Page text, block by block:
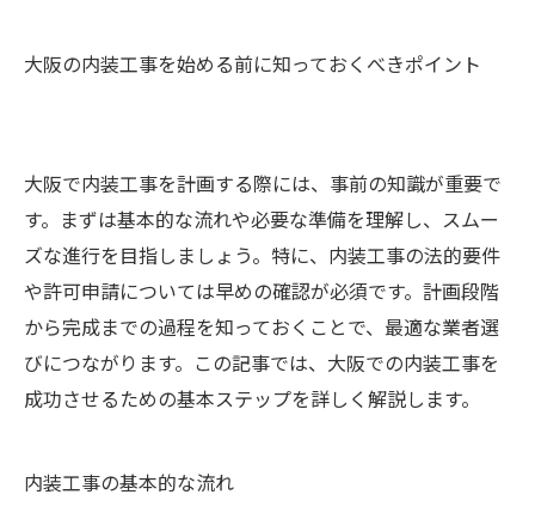
大阪の内装工事を始める前に知っておくべきポイント
大阪で内装工事を計画する際には、事前の知識が重要で
す。まずは基本的な流れや必要な準備を理解し、スムー
ズな進行を目指しましょう。特に、内装工事の法的要件
や許可申請については早めの確認が必須です。計画段階
から完成までの過程を知っておくことで、最適な業者選
びにつながります。この記事では、大阪での内装工事を
成功させるための基本ステップを詳しく解説します。
内装工事の基本的な流れ